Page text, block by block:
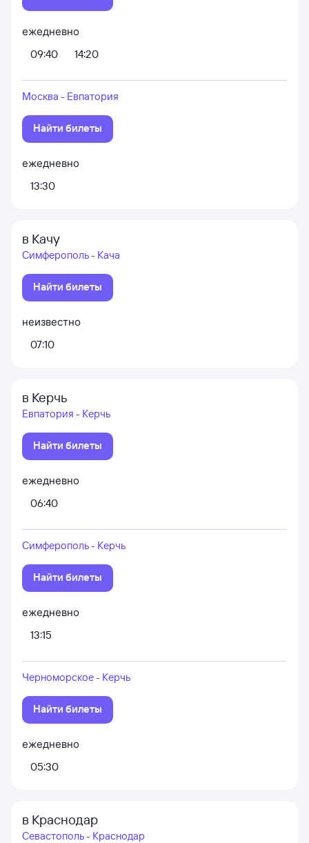
ежедневно
09:40
14:20
Москва - Евпатория
Найти билеты
ежедневно
13:30
в Качу
Симферополь - Кача
Найти билеты
неизвестно
07:10
в Керчь
Евпатория - Керчь
Найти билеты
ежедневно
06:40
Симферополь - Керчь
Найти билеты
ежедневно
13:15
Черноморское - Керчь
Найти билеты
ежедневно
05:30
в Краснодар
Севастополь - Краснодар